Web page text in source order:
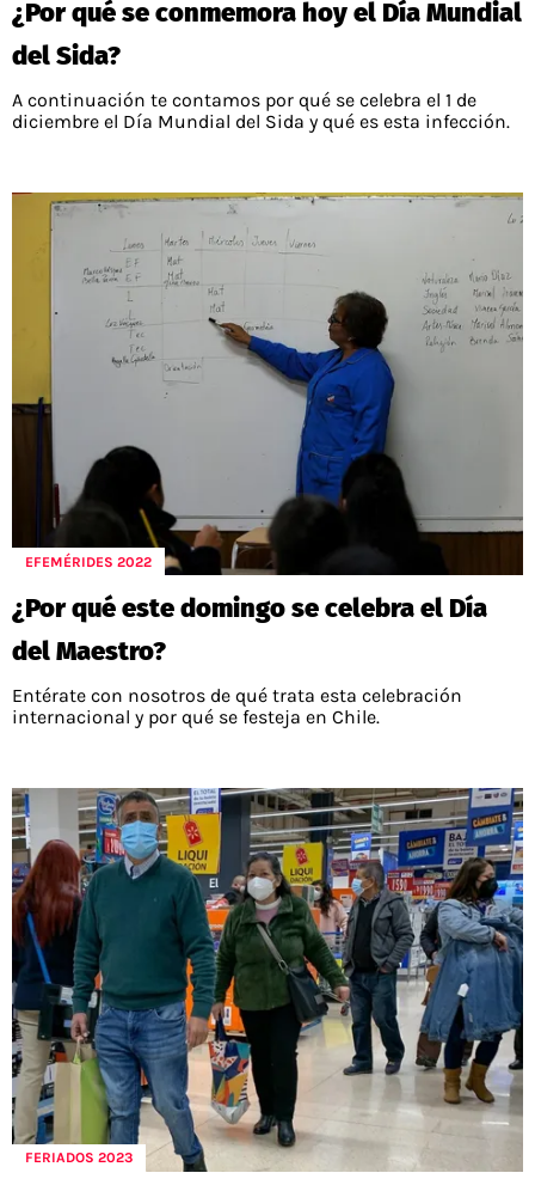
PALESTINO
UNION ESPAÑOLA
CAMPEONATO NACIONAL
GUÍAS
PRONÓSTICOS
APUESTA DEL DÍA
FÚTBOL INTERNACIONAL
COPA LIBERTADORES
PREMIER LEAGUE
CHAMPIONS LEAGUE
EUROPA LEAGUE
CHILENOS EN EL EXTERIOR
CHILENOS POR EL MUNDO
DARIO OSORIO
DAMIAN PIZARRO
MERCADO DE FICHAJES
ELIMINATORIAS CONMEBOL
FEMENINO
STAFF
TÉRMINOS Y CONDICIONES
AGENDA
POLÍTICAS DE PRIVACIDAD
PUBLICIDAD / ADS
CONTACTO
ENTREVISTAS
SELECCIÓN CHILENA
COLO COLO
UNIVERSIDAD DE CHILE
UNIVERSIDAD CATÓLICA
CAMPEONATO NACIONAL
TABLA DE POSICIONES
Términos y Condiciones
Políticas de Privacidad
Ad Choices
RedGol, al igual que Futbol Sites, es una
compañía perteneciente a Better Collective.
Todos los derechos reservados
¿Por qué se conmemora hoy el Día Mundial
del Sida?
A continuación te contamos por qué se celebra el 1 de
diciembre el Día Mundial del Sida y qué es esta infección.
EFEMÉRIDES 2022
¿Por qué este domingo se celebra el Día
del Maestro?
Entérate con nosotros de qué trata esta celebración
internacional y por qué se festeja en Chile.
FERIADOS 2023